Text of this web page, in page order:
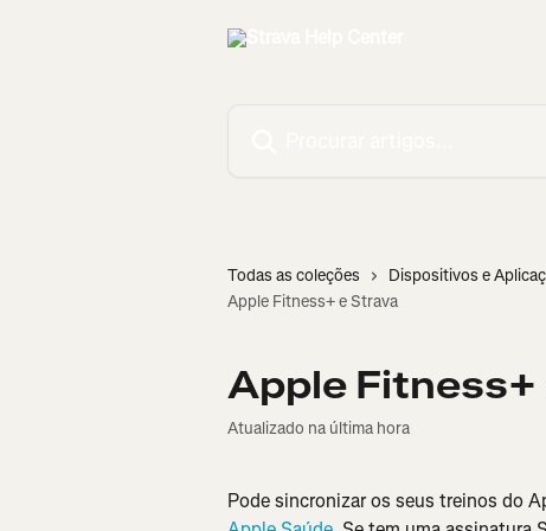
Todas as coleções Dispositivos e
Apple Fitness+ e Strava
Apple Fitness+
Atualizado na última hora
Pode sincronizar os seus treinos do